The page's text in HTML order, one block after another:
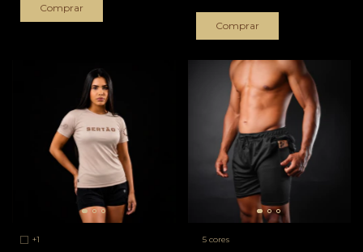
Comprar
Comprar
+1 5 cores